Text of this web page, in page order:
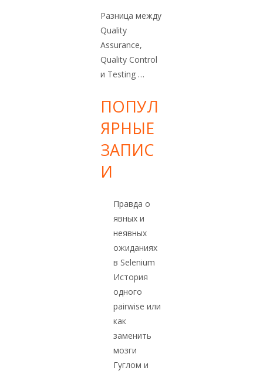
Разница между
Quality
Assurance,
Quality Control
и Testing …
ПОПУЛ
ЯРНЫЕ
ЗАПИС
И
Правда о
явных и
неявных
ожиданиях
в Selenium
История
одного
pairwise или
как
заменить
мозги
Гуглом и